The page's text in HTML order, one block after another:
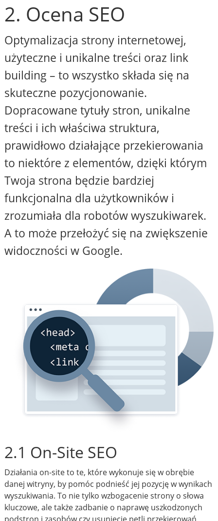
2. Ocena SEO
Optymalizacja strony internetowej,
użyteczne i unikalne treści oraz link
building – to wszystko składa się na
skuteczne pozycjonowanie.
Dopracowane tytuły stron, unikalne
treści i ich właściwa struktura,
prawidłowo działające przekierowania
to niektóre z elementów, dzięki którym
Twoja strona będzie bardziej
funkcjonalna dla użytkowników i
zrozumiała dla robotów wyszukiwarek.
A to może przełożyć się na zwiększenie
widoczności w Google.
2.1 On-Site SEO
Działania on-site to te, które wykonuje się w obrębie
danej witryny, by pomóc podnieść jej pozycję w wynikach
wyszukiwania. To nie tylko wzbogacenie strony o słowa
kluczowe, ale także zadbanie o naprawę uszkodzonych
podstron i zasobów czy usunięcie pętli przekierowań.